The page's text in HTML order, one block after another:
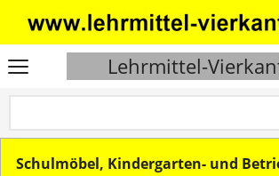
Lehrmittel-
Schulmöbel, Kindergarten- und